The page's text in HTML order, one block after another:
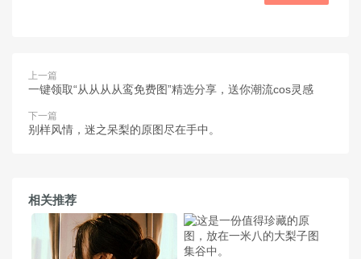
上一篇
一键领取“从从从从鸾免费图”精选分享，送你潮流cos灵感
下一篇
别样风情，迷之呆梨的原图尽在手中。
相关推荐